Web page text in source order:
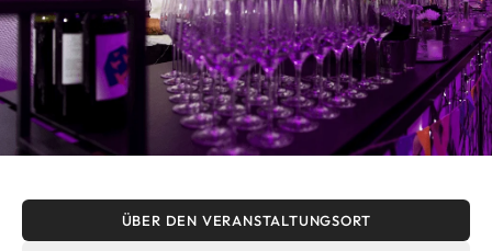
ÜBER DEN VERANSTALTUNGSORT